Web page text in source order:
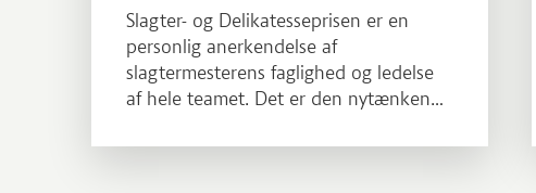
Slagter- og Delikatesseprisen er en
personlig anerkendelse af
slagtermesterens faglighed og ledelse
af hele teamet. Det er den nytænkende
delikatesse og slagter, der udgør de